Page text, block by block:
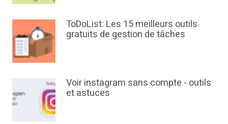
ToDoList: Les 15 meilleurs outils
gratuits de gestion de tâches
Voir instagram sans compte - outils
et astuces